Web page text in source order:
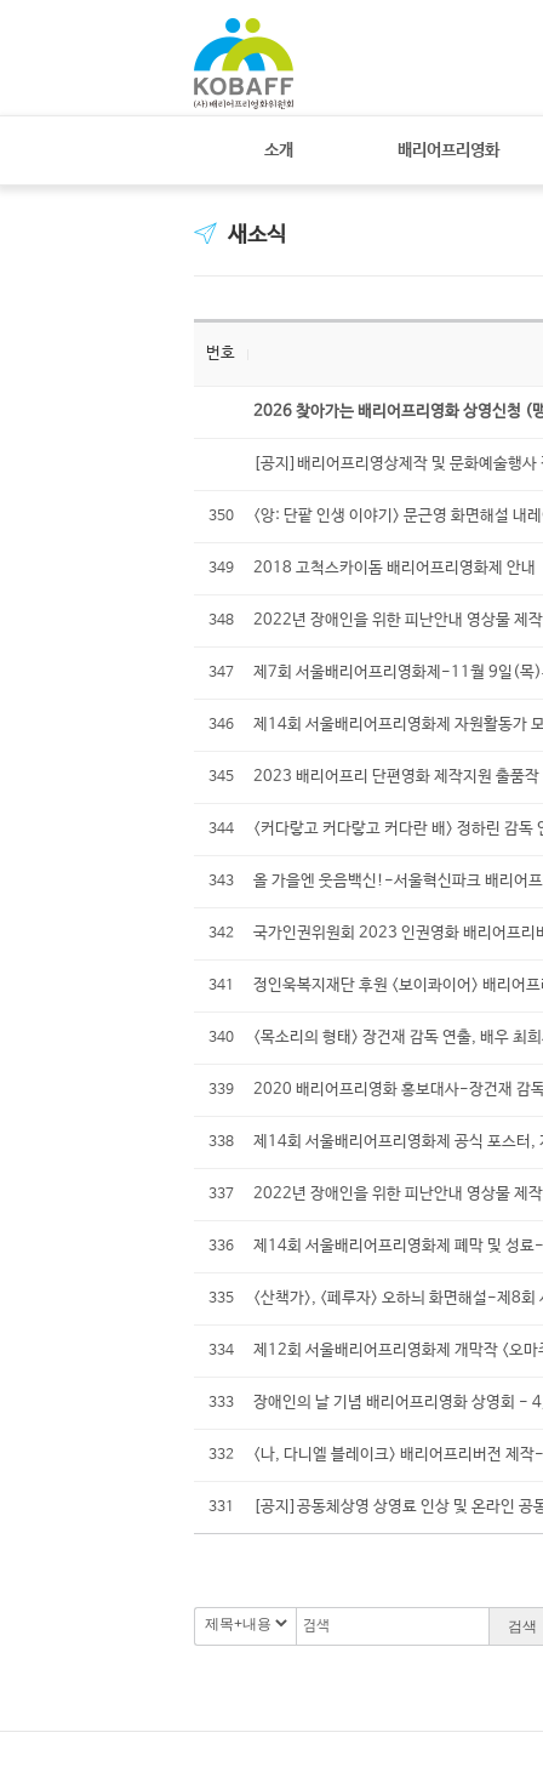
소개 배리어프리영화
새소식
번호
2026 찾아가는 배리어프리영화 상영신청 (
[공지]배리어프리영상제작 및 문화예술행
350 <앙: 단팥 인생 이야기> 문근영 화면해설 내
349 2018 고척스카이돔 배리어프리영화제 안내
348 2022년 장애인을 위한 피난안내 영상물 제
347 제7회 서울배리어프리영화제-11월 9일(목
346 제14회 서울배리어프리영화제 자원활동
345 2023 배리어프리 단편영화 제작지원 출
344 <커다랗고 커다랗고 커다란 배> 정하린 감
343 올 가을엔 웃음백신!-서울혁신파크 배리어
342 국가인권위원회 2023 인권영화 배리어프리
341 정인욱복지재단 후원 <보이콰이어> 배리어
340 <목소리의 형태> 장건재 감독 연출, 배우 최
339 2020 배리어프리영화 홍보대사-장건재 감
338 제14회 서울배리어프리영화제 공식 포스
337 2022년 장애인을 위한 피난안내 영상물 제
336 제14회 서울배리어프리영화제 폐막 및 성
335 <산책가>, <페루자> 오하늬 화면해설-제8
334 제12회 서울배리어프리영화제 개막작 <오
333 장애인의 날 기념 배리어프리영화 상영회 -
332 <나, 다니엘 블레이크> 배리어프리버전 제
331 [공지]공동체상영 상영료 인상 및 온라인 공
검색